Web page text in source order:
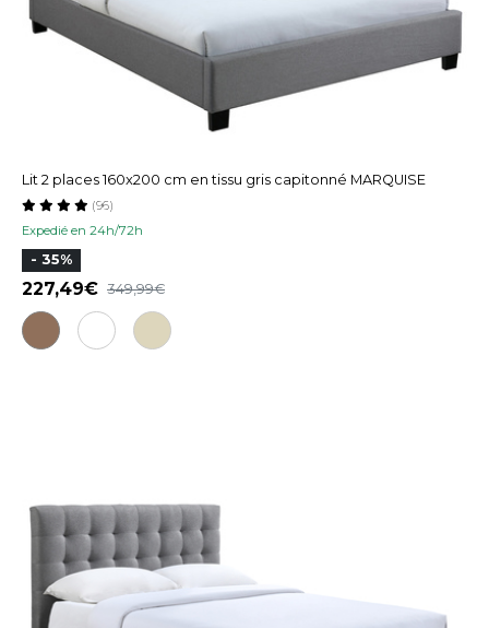
Lit 2 places 160x200 cm en tissu gris capitonné MARQUISE
Expedié en 24h/72h
(96)
- 35%
227,49 349,99